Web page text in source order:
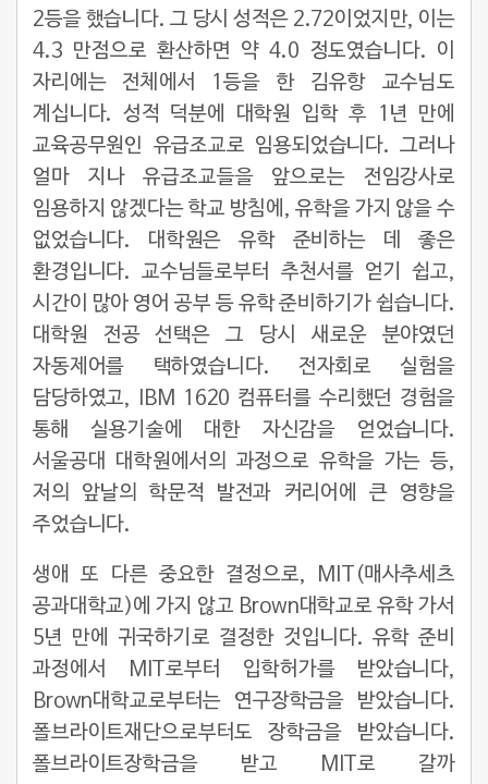
2등을 했습니다. 그 당시 성적은 2.72이었지만, 이는
4.3 만점으로 환산하면 약 4.0 정도였습니다. 이
자리에는 전체에서 1등을 한 김유항 교수님도
계십니다. 성적 덕분에 대학원 입학 후 1년 만에
교육공무원인 유급조교로 임용되었습니다. 그러나
얼마 지나 유급조교들을 앞으로는 전임강사로
임용하지 않겠다는 학교 방침에, 유학을 가지 않을 수
없었습니다. 대학원은 유학 준비하는 데 좋은
환경입니다. 교수님들로부터 추천서를 얻기 쉽고,
시간이 많아 영어 공부 등 유학 준비하기가 쉽습니다.
대학원 전공 선택은 그 당시 새로운 분야였던
자동제어를 택하였습니다. 전자회로 실험을
담당하였고, IBM 1620 컴퓨터를 수리했던 경험을
통해 실용기술에 대한 자신감을 얻었습니다.
서울공대 대학원에서의 과정으로 유학을 가는 등,
저의 앞날의 학문적 발전과 커리어에 큰 영향을
주었습니다.
생애 또 다른 중요한 결정으로, MIT(매사추세츠
공과대학교)에 가지 않고 Brown대학교로 유학 가서
5년 만에 귀국하기로 결정한 것입니다. 유학 준비
과정에서 MIT로부터 입학허가를 받았습니다,
Brown대학교로부터는 연구장학금을 받았습니다.
폴브라이트재단으로부터도 장학금을 받았습니다.
폴브라이트장학금을 받고 MIT로 갈까